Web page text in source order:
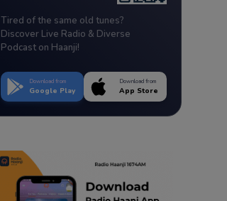
Tired of the same old tunes?
Discover Live Radio & Diverse
Podcast on Haanji!
Download from
Google Play
Download from
App Store